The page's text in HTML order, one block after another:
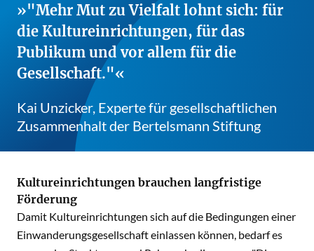
"Mehr Mut zu Vielfalt lohnt sich: für
die Kultureinrichtungen, für das
Publikum und vor allem für die
Gesellschaft."
Kai Unzicker, Experte für gesellschaftlichen
Zusammenhalt der Bertelsmann Stiftung
Kultureinrichtungen brauchen langfristige
Förderung
Damit Kultureinrichtungen sich auf die Bedingungen einer
Einwanderungsgesellschaft einlassen können, bedarf es